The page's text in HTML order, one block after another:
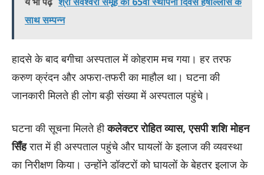
साथ सम्पन्न
हादसे के बाद बगीचा अस्पताल में कोहराम मच गया। हर तरफ
करुण क्रंदन और अफरा-तफरी का माहौल था। घटना की
जानकारी मिलते ही लोग बड़ी संख्या में अस्पताल पहुंचे।
घटना की सूचना मिलते हीकलेक्टर रोहित व्यास, एसपी शशि मोहन
सिँहरात में ही अस्पताल पहुंचे और घायलों के इलाज की व्यवस्था
का निरीक्षण किया। उन्होंने डॉक्टरों को घायलों के बेहतर इलाज के